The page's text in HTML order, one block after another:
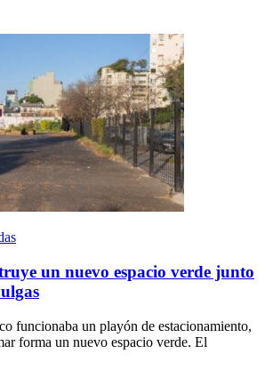
un nuevo espacio verde junto
funcionaba un playón de estacionamiento,
forma un nuevo espacio verde. El